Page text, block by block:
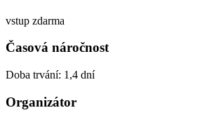
vstup zdarma
Časová náročnost
Doba trvání: 1,4 dní
Organizátor